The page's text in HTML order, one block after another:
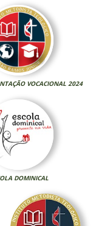
VOCACIONAL 2024
DOMINICAL